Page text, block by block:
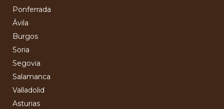
Ponferrada
Ávila
Burgos
Soria
Segovia
Salamanca
Valladolid
Asturias